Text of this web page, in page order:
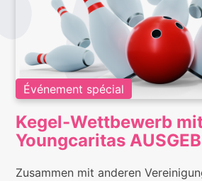
Événement spécial
Kegel-Wettbewerb
Youngcaritas
Zusammen mit anderen